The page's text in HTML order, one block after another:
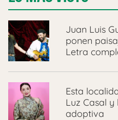
Juan Luis
ponen
Letra
Esta
Luz Casal
adoptiva